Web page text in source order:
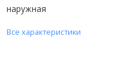
наружная
Все характеристики